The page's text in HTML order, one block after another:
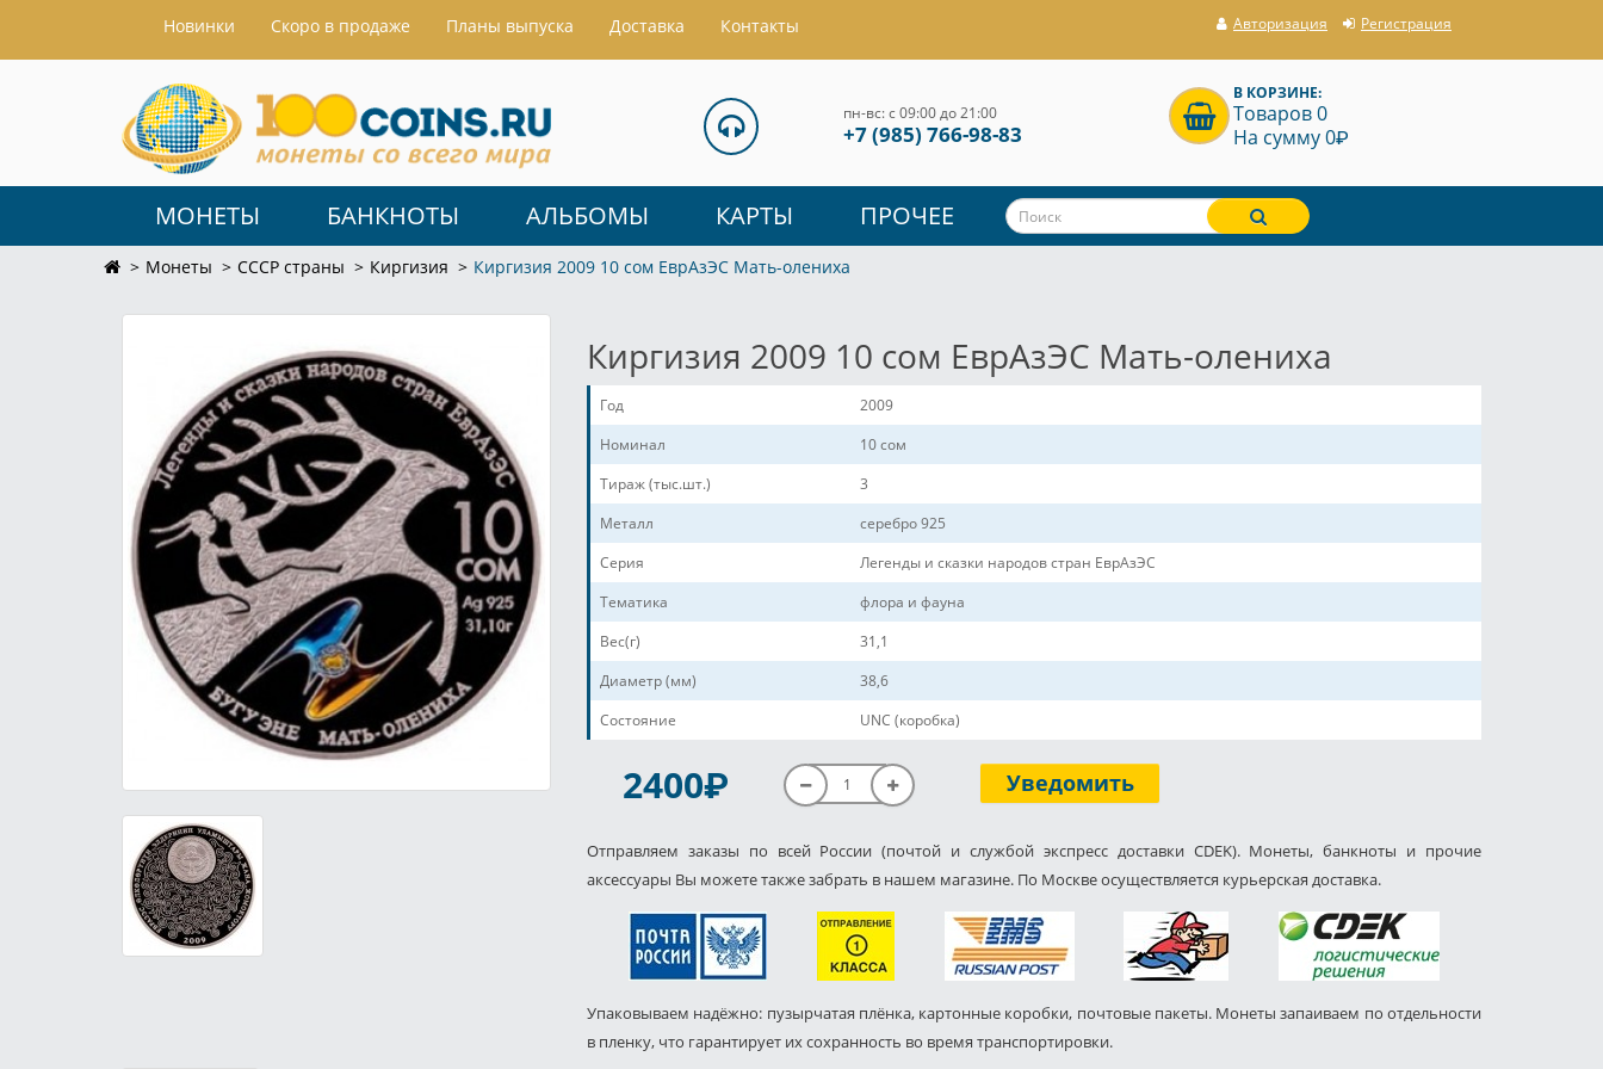
Hовинки Скоро в продаже Планы выпуска Доставка Контакты Авторизация Регистрация
пн-вс: с 09:00 до 21:00
+7 (985) 766-98-83
В КОРЗИНЕ:
Товаров 0
На сумму 0P
МОНЕТЫ БАНКНОТЫ АЛЬБОМЫ КАРТЫ ПРОЧЕЕ
Монеты СССР страны Киргизия Киргизия 2009 10 сом ЕврАзЭС Мать-олениха
Киргизия 2009 10 сом ЕврАзЭС Мать-олениха
Год
2009
Номинал
10 сом
Тираж (тыс.шт.)
3
Металл
серебро 925
Серия
Легенды и сказки народов стран ЕврАзЭС
Тематика
флора и фауна
Вес(г)
31,1
Диаметр (мм)
38,6
Состояние
UNC (коробка)
2400P Уведомить
Отправляем заказы по всей России (почтой и службой экспресс доставки CDEK). Монеты, банкноты и прочие
аксессуары Вы можете также забрать в нашем магазине. По Москве осуществляется курьерская доставка.
Упаковываем надёжно: пузырчатая плёнка, картонные коробки, почтовые пакеты. Монеты запаиваем по отдельности
в пленку, что гарантирует их сохранность во время транспортировки.